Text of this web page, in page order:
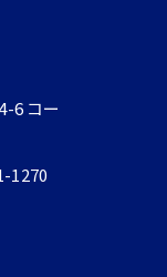
6 コー
1270